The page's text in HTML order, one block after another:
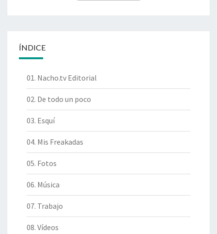
ÍNDICE
01. Nacho.tv Editorial
02. De todo un poco
03. Esquí
04. Mis Freakadas
05. Fotos
06. Música
07. Trabajo
08. Vídeos